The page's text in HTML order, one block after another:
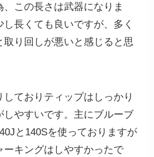
この長さは武器になりま
長くても良いですが、多く
り回しが悪いと感じると思
ておりティップはしっかり
しやすいです。主にブルーブ
と140Sを使っておりますが
ーキングはしやすかったで